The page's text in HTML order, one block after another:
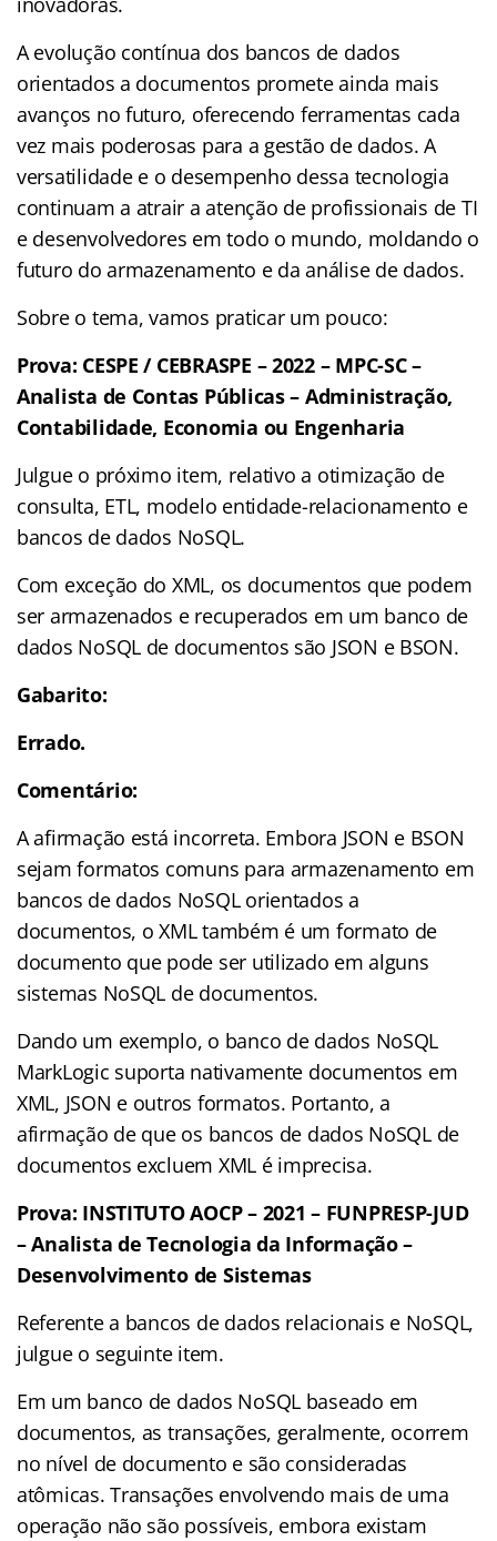
A evolução contínua dos bancos de dados
orientados a documentos promete ainda mais
avanços no futuro, oferecendo ferramentas cada
vez mais poderosas para a gestão de dados. A
versatilidade e o desempenho dessa tecnologia
continuam a atrair a atenção de profissionais de TI
e desenvolvedores em todo o mundo, moldando o
futuro do armazenamento e da análise de dados.
Sobre o tema, vamos praticar um pouco:
Prova: CESPE / CEBRASPE – 2022 – MPC-SC –
Analista de Contas Públicas – Administração,
Contabilidade, Economia ou Engenharia
Julgue o próximo item, relativo a otimização de
consulta, ETL, modelo entidade-relacionamento e
bancos de dados NoSQL.
Com exceção do XML, os documentos que podem
ser armazenados e recuperados em um banco de
dados NoSQL de documentos são JSON e BSON.
Gabarito:
Errado.
Comentário:
A afirmação está incorreta. Embora JSON e BSON
sejam formatos comuns para armazenamento em
bancos de dados NoSQL orientados a
documentos, o XML também é um formato de
documento que pode ser utilizado em alguns
sistemas NoSQL de documentos.
Dando um exemplo, o banco de dados NoSQL
MarkLogic suporta nativamente documentos em
XML, JSON e outros formatos. Portanto, a
afirmação de que os bancos de dados NoSQL de
documentos excluem XML é imprecisa.
Prova: INSTITUTO AOCP – 2021 – FUNPRESP-JUD
– Analista de Tecnologia da Informação –
Desenvolvimento de Sistemas
Referente a bancos de dados relacionais e NoSQL,
julgue o seguinte item.
Em um banco de dados NoSQL baseado em
documentos, as transações, geralmente, ocorrem
no nível de documento e são consideradas
atômicas. Transações envolvendo mais de uma
operação não são possíveis, embora existam